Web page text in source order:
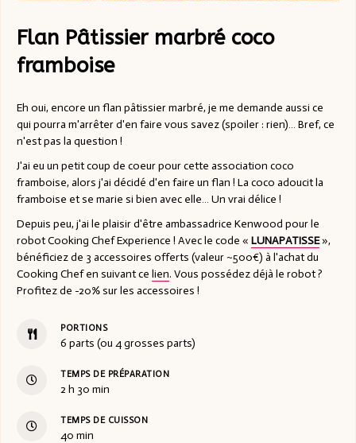
Flan Pâtissier marbré coco
framboise
Eh oui, encore un flan pâtissier marbré, je me demande aussi ce
qui pourra m'arrêter d'en faire vous savez (spoiler : rien)… Bref, ce
n'est pas la question !
J'ai eu un petit coup de coeur pour cette association coco
framboise, alors j'ai décidé d'en faire un flan ! La coco adoucit la
framboise et se marie si bien avec elle… Un vrai délice !
Depuis peu, j'ai le plaisir d'être ambassadrice Kenwood pour le
robot Cooking Chef Experience ! Avec le code « LUNAPATISSE»,
bénéficiez de 3 accessoires offerts (valeur ~500€) à l'achat du
Cooking Chef en suivant ce lien. Vous possédez déjà le robot ?
Profitez de -20% sur les accessoires !
PORTIONS
6 parts (ou 4 grosses parts)
TEMPS DE PRÉPARATION
2 h 30 min
TEMPS DE CUISSON
40 min